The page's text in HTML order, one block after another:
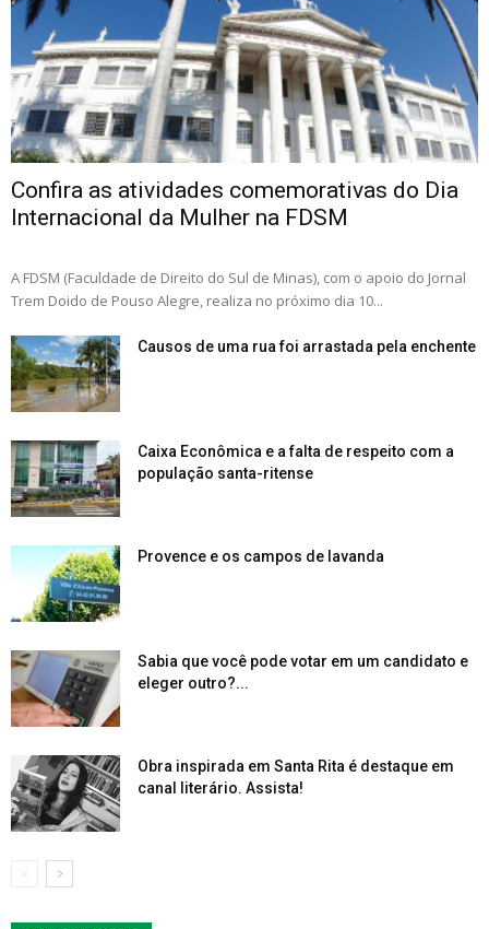
Confira as atividades comemorativas do Dia
Internacional da Mulher na FDSM
A FDSM (Faculdade de Direito do Sul de Minas), com o apoio do Jornal
Trem Doido de Pouso Alegre, realiza no próximo dia 10...
Causos de uma rua foi arrastada pela enchente
Caixa Econômica e a falta de respeito com a
população santa-ritense
Provence e os campos de lavanda
Sabia que você pode votar em um candidato e
eleger outro?...
Obra inspirada em Santa Rita é destaque em
canal literário. Assista!